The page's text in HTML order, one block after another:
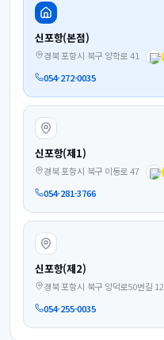
신포항(본점)
경북 포항시 북구 양학로 41
054-272-0035
신포항(제1)
경북 포항시 북구 이동로 47
054-281-3766
신포항(제2)
경북 포항시 북구 양덕로50번길 12
054-255-0035